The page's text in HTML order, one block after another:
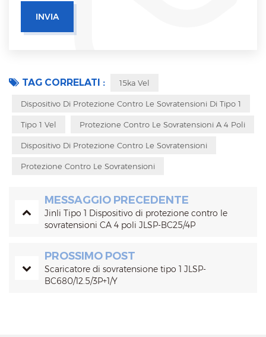
TAG CORRELATI : 15ka Vel
Dispositivo Di Protezione Contro Le Sovratensioni Di Tipo 1
Tipo 1 Vel Protezione Contro Le Sovratensioni A 4 Poli
Dispositivo Di Protezione Contro Le Sovratensioni
Protezione Contro Le Sovratensioni
MESSAGGIO PRECEDENTE
Jinli Tipo 1 Dispositivo di protezione contro le
sovratensioni CA 4 poli JLSP-BC25/4P
PROSSIMO POST
Scaricatore di sovratensione tipo 1 JLSP-
BC680/12.5/3P+1/Y